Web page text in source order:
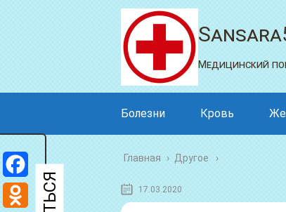
Медицинский
Болезни Кровь
Главная › Другое
17.03.2020
Facebook